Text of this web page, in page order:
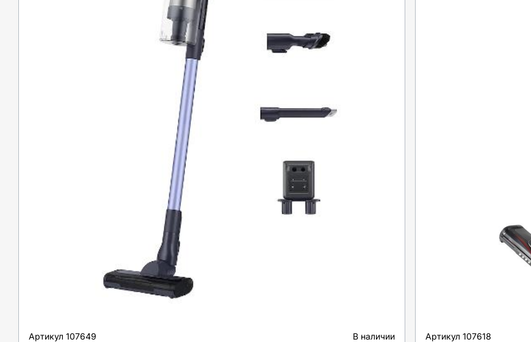
Артикул 107649 В наличии Артикул 107618